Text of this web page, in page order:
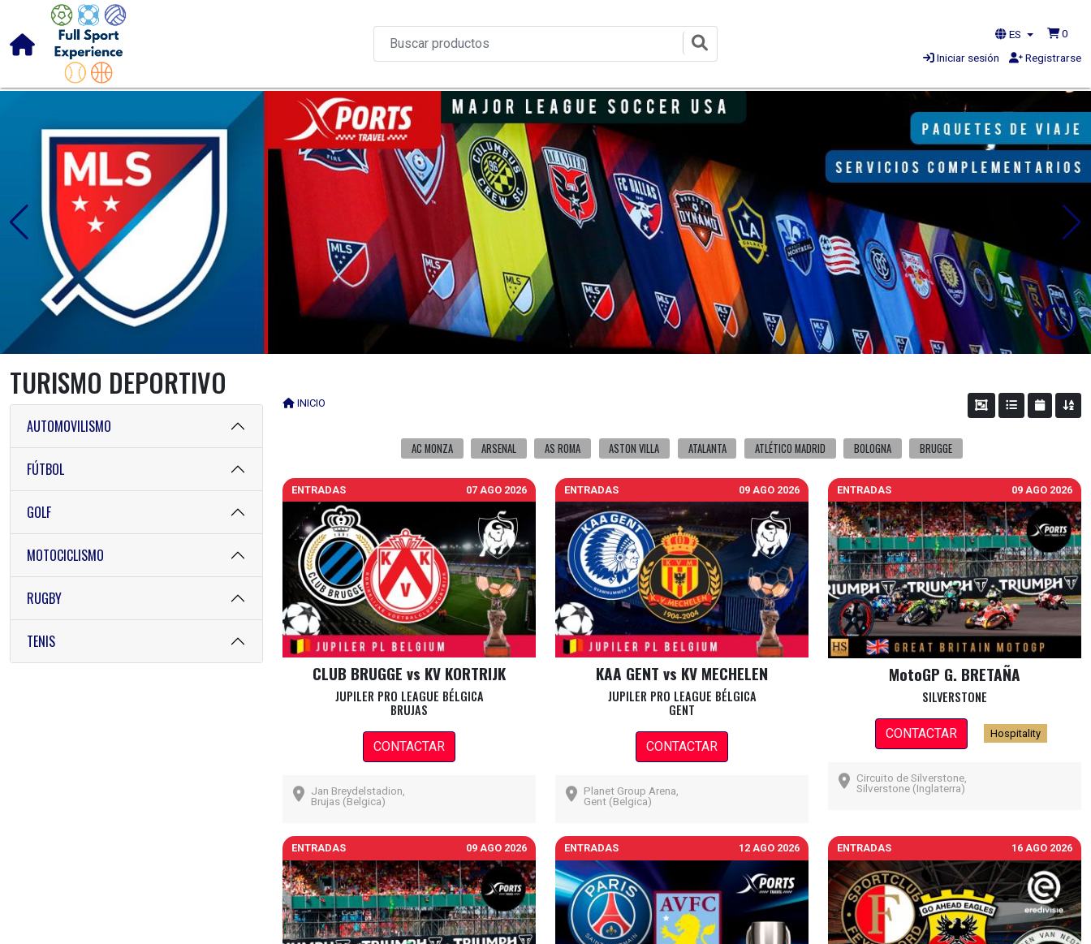
ES
0
Iniciar sesión
Registrarse
4s
TURISMO DEPORTIVO
AUTOMOVILISMO
FÚTBOL
GOLF
MOTOCICLISMO
RUGBY
TENIS
INICIO
AC MONZA ARSENAL AS ROMA ASTON VILLA ATALANTA ATLÉTICO MADRID BOLOGNA BRUGGE
ENTRADAS 07 AGO 2026
CLUB BRUGGE vs KV KORTRIJK
JUPILER PRO LEAGUE BÉLGICA
BRUJAS
CONTACTAR
Jan Breydelstadion,
Brujas (Belgica)
ENTRADAS 09 AGO 2026
KAA GENT vs KV MECHELEN
JUPILER PRO LEAGUE BÉLGICA
GENT
CONTACTAR
Planet Group Arena,
Gent (Belgica)
ENTRADAS 09 AGO 2026
MotoGP G. BRETAÑA
SILVERSTONE
CONTACTAR Hospitality
Circuito de Silverstone,
Silverstone (Inglaterra)
ENTRADAS 09 AGO 2026 ENTRADAS 12 AGO 2026 ENTRADAS 16 AGO 2026